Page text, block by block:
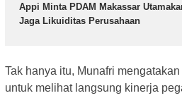
Appi Minta PDAM Makassar
Jaga Likuiditas Perusahaan
Tak hanya itu, Munafri
untuk melihat langsung kinerja